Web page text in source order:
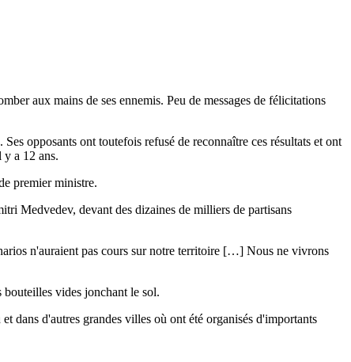
aux mains de ses ennemis. Peu de messages de félicitations
opposants ont toutefois refusé de reconnaître ces résultats et ont
a 12 ans.
premier ministre.
Medvedev, devant des dizaines de milliers de partisans
n'auraient pas cours sur notre territoire […] Nous ne vivrons
bouteilles vides jonchant le sol.
dans d'autres grandes villes où ont été organisés d'importants